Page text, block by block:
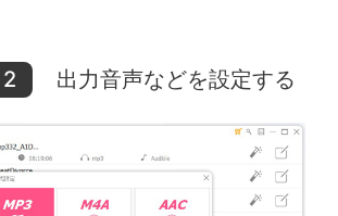
出力音声などを設定する